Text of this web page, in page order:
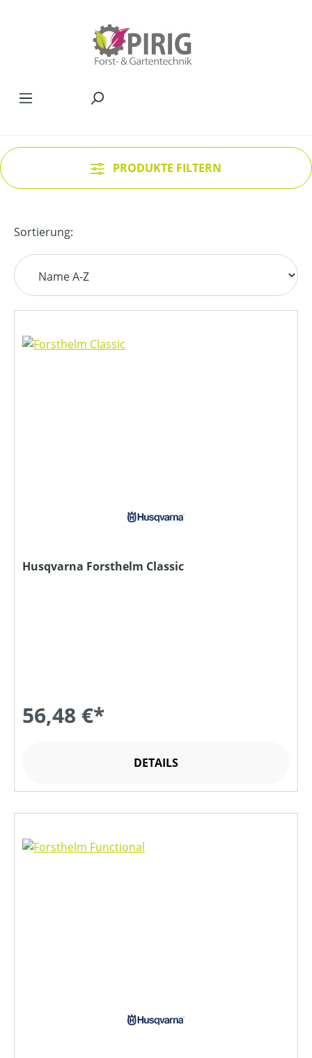
PRODUKTE FILTERN
Sortierung:
Husqvarna Forsthelm Classic
56,48 €*
DETAILS